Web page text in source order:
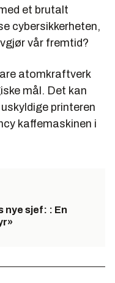
et brutalt
cybersikkerheten,
vår fremtid?
atomkraftverk
mål. Det kan
printeren
kaffemaskinen i
nye sjef: : En